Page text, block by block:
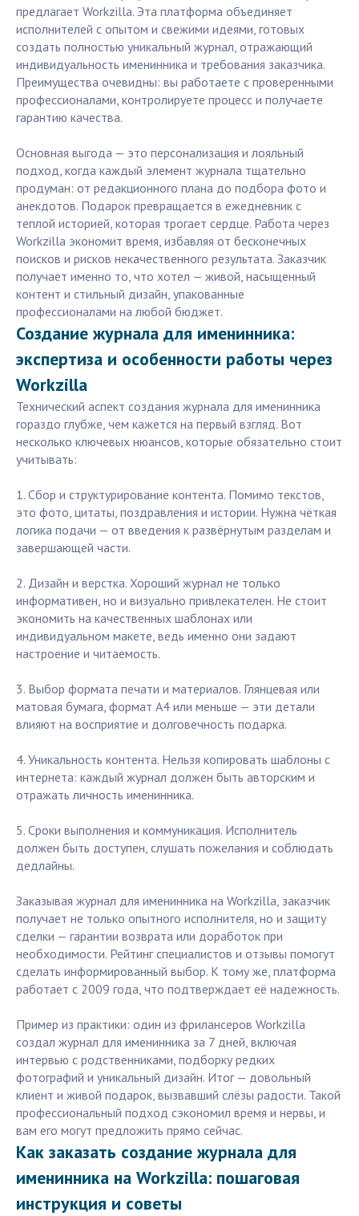
предлагает Workzilla. Эта платформа объединяет
исполнителей с опытом и свежими идеями, готовых
создать полностью уникальный журнал, отражающий
индивидуальность именинника и требования заказчика.
Преимущества очевидны: вы работаете с проверенными
профессионалами, контролируете процесс и получаете
гарантию качества.
Основная выгода — это персонализация и лояльный
подход, когда каждый элемент журнала тщательно
продуман: от редакционного плана до подбора фото и
анекдотов. Подарок превращается в ежедневник с
теплой историей, которая трогает сердце. Работа через
Workzilla экономит время, избавляя от бесконечных
поисков и рисков некачественного результата. Заказчик
получает именно то, что хотел — живой, насыщенный
контент и стильный дизайн, упакованные
профессионалами на любой бюджет.
Создание журнала для именинника:
экспертиза и особенности работы через
Workzilla
Технический аспект создания журнала для именинника
гораздо глубже, чем кажется на первый взгляд. Вот
несколько ключевых нюансов, которые обязательно стоит
учитывать:
1. Сбор и структурирование контента. Помимо текстов,
это фото, цитаты, поздравления и истории. Нужна чёткая
логика подачи — от введения к развёрнутым разделам и
завершающей части.
2. Дизайн и верстка. Хороший журнал не только
информативен, но и визуально привлекателен. Не стоит
экономить на качественных шаблонах или
индивидуальном макете, ведь именно они задают
настроение и читаемость.
3. Выбор формата печати и материалов. Глянцевая или
матовая бумага, формат А4 или меньше — эти детали
влияют на восприятие и долговечность подарка.
4. Уникальность контента. Нельзя копировать шаблоны с
интернета: каждый журнал должен быть авторским и
отражать личность именинника.
5. Сроки выполнения и коммуникация. Исполнитель
должен быть доступен, слушать пожелания и соблюдать
дедлайны.
Заказывая журнал для именинника на Workzilla, заказчик
получает не только опытного исполнителя, но и защиту
сделки — гарантии возврата или доработок при
необходимости. Рейтинг специалистов и отзывы помогут
сделать информированный выбор. К тому же, платформа
работает с 2009 года, что подтверждает её надежность.
Пример из практики: один из фрилансеров Workzilla
создал журнал для именинника за 7 дней, включая
интервью с родственниками, подборку редких
фотографий и уникальный дизайн. Итог — довольный
клиент и живой подарок, вызвавший слёзы радости. Такой
профессиональный подход сэкономил время и нервы, и
вам его могут предложить прямо сейчас.
Как заказать создание журнала для
именинника на Workzilla: пошаговая
инструкция и советы